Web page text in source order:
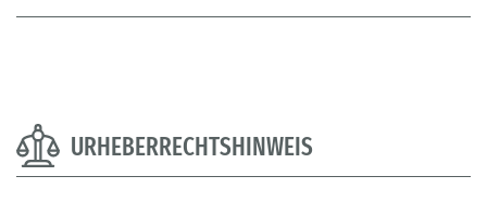
URHEBERRECHTSHINWEIS